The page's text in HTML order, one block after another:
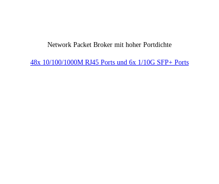
Network Packet Broker mit hoher Portdichte
48x 10/100/1000M RJ45 Ports und 6x 1/10G SFP+ Ports